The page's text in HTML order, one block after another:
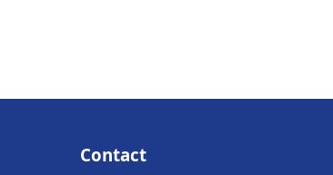
Contact